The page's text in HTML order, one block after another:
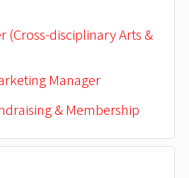
(Cross-disciplinary Arts &
Manager
& Membership